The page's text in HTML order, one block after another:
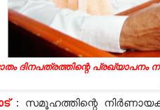
ദിനപത്രത്തിന്റെ പ്രഖ്യാപനം
: സമൂഹത്തിന്റെ